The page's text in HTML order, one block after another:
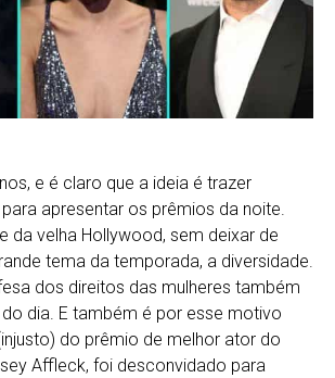
e é claro que a ideia é trazer
apresentar os prêmios da noite.
da velha Hollywood, sem deixar de
tema da temporada, a diversidade.
dos direitos das mulheres também
dia. E também é por esse motivo
do prêmio de melhor ator do
Affleck, foi desconvidado para